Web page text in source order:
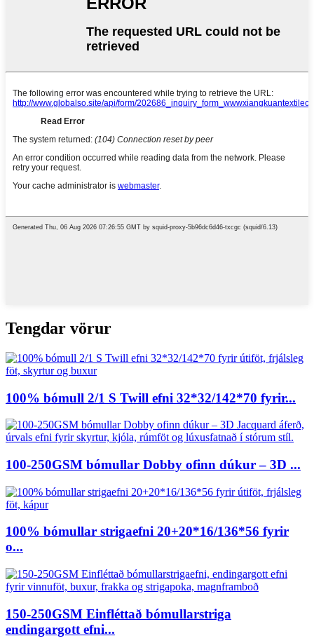
Tengdar vörur
100% bómull 2/1 S Twill efni 32*32/142*70 fyrir...
100-250GSM bómullar Dobby ofinn dúkur – 3D ...
100% bómullar strigaefni 20+20*16/136*56 fyrir
o...
150-250GSM Einfléttað bómullarstriga
endingargott efni...